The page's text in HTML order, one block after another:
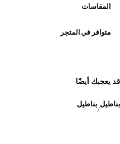
المقاسات
متوافر في المتجر
قد يعجبك أيضًا
بناطيل بناطيل